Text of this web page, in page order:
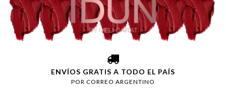
ENVÍOS GRATIS A TODO EL PAÍS
POR CORREO ARGENTINO